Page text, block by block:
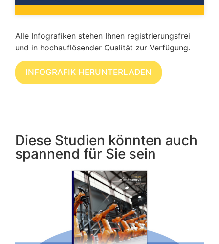
Alle Infografiken stehen Ihnen registrierungsfrei
und in hochauflösender Qualität zur Verfügung.
INFOGRAFIK HERUNTERLADEN
Diese Studien könnten auch
spannend für Sie sein